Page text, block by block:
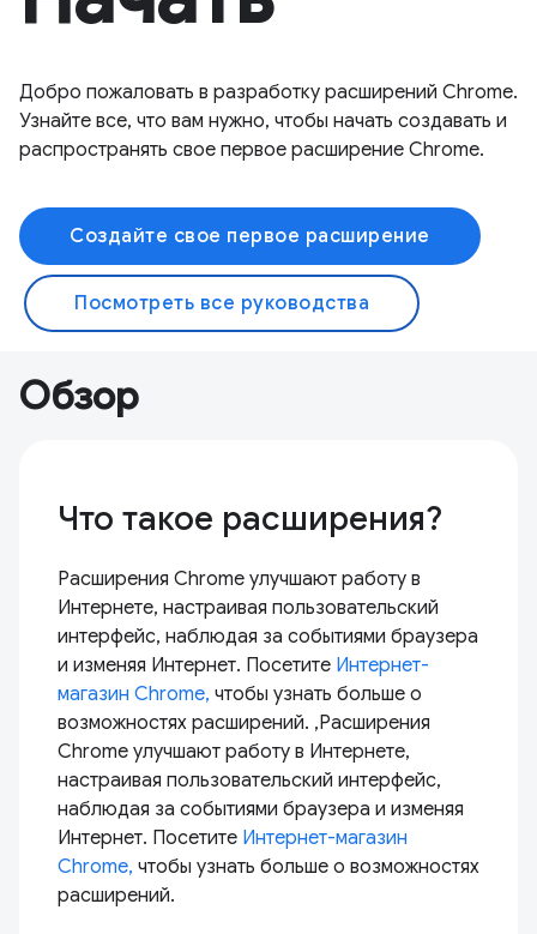
Добро пожаловать в разработку расширений Chrome.
Узнайте все, что вам нужно, чтобы начать создавать и
распространять свое первое расширение Chrome.
Создайте свое первое расширение
Посмотреть все руководства
Обзор
Что такое расширения?
Расширения Chrome улучшают работу в
Интернете, настраивая пользовательский
интерфейс, наблюдая за событиями браузера
и изменяя Интернет. Посетите Интернет-
магазин Chrome, чтобы узнать больше о
возможностях расширений. ,Расширения
Chrome улучшают работу в Интернете,
настраивая пользовательский интерфейс,
наблюдая за событиями браузера и изменяя
Интернет. Посетите Интернет-магазин
Chrome, чтобы узнать больше о возможностях
расширений.